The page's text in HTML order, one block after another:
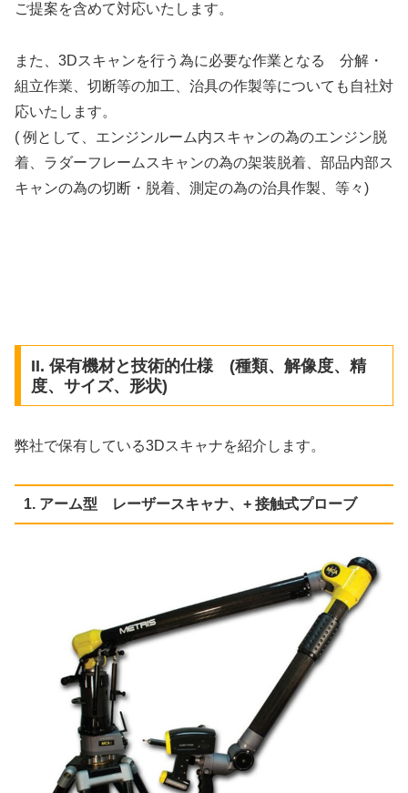
ご提案を含めて対応いたします。
また、3Dスキャンを行う為に必要な作業となる 分解・
組立作業、切断等の加工、治具の作製等についても自社対
応いたします。
( 例として、エンジンルーム内スキャンの為のエンジン脱
着、ラダーフレームスキャンの為の架装脱着、部品内部ス
キャンの為の切断・脱着、測定の為の治具作製、等々)
II. 保有機材と技術的仕様 (種類、解像度、精
度、サイズ、形状)
弊社で保有している3Dスキャナを紹介します。
1. アーム型 レーザースキャナ、+ 接触式プローブ